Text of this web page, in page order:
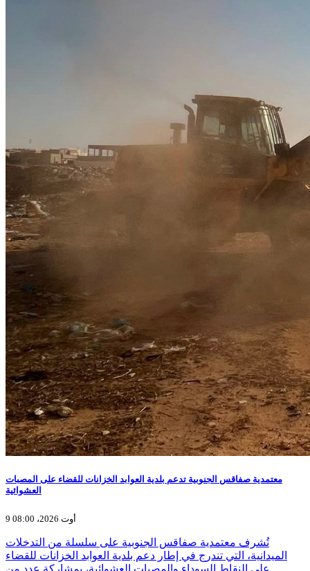
معتمدية صفاقس الجنوبية تدعم بلدية العوابد الخزانات للقضاء على المصبات
العشوائية
9 أوت 2026، 08:00
تُشرف معتمدية صفاقس الجنوبية على سلسلة من التدخلات
الميدانية، التي تندرج في إطار دعم بلدية العوابد الخزانات للقضاء
على النقاط السوداء والمصبات العشوائية، بمشاركة عدد من